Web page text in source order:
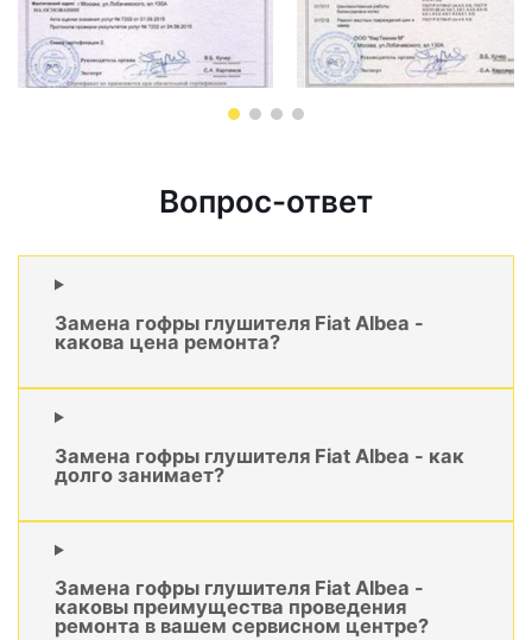
Вопрос-ответ
Замена гофры глушителя Fiat Albea -
какова цена ремонта?
Замена гофры глушителя Fiat Albea - как
долго занимает?
Замена гофры глушителя Fiat Albea -
каковы преимущества проведения
ремонта в вашем сервисном центре?